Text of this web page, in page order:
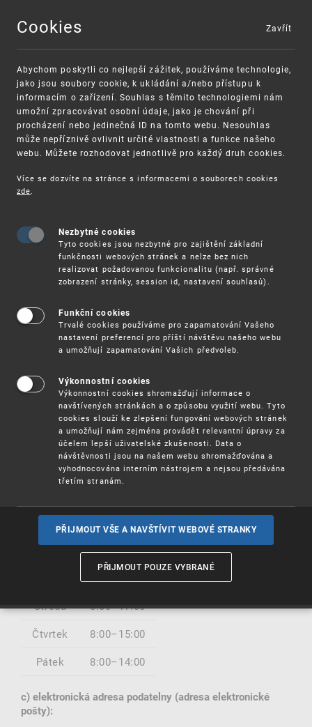
MENU
UPV
Informace o provozu
podatelny a o podmínkách
přijímání dokumentů
výkonu spisové služby)
a) adresa pro doručování dokumentů v analogové podobě,
která je současně adresou pro doručování dokumentů v
digitální podobě doručovaných na přenosných
technických nosičích dat:
Úřad průmyslového vlastnictví, Antonína Čermáka 2a, 160
68 Praha 6 – Bubeneč
b) úřední hodiny podatelny:
Pondělí
8:00–17:00
Středa
8:00–17:00
Čtvrtek
8:00–15:00
Pátek
8:00–14:00
c) elektronická adresa podatelny (adresa elektronické
pošty):
Cookies
Abychom poskytli co nejlepší zážitek, používáme technologie,
jako jsou soubory cookie, k ukládání a/nebo přístupu k
informacím o zařízení. Souhlas s těmito technologiemi nám
umožní zpracovávat osobní údaje, jako je chování při
procházení nebo jedinečná ID na tomto webu. Nesouhlas
může nepříznivě ovlivnit určité vlastnosti a funkce našeho
webu. Můžete rozhodovat jednotlivě pro každý druh cookies.
Více se dozvíte na stránce s informacemi o souborech cookies
zde.
Nezbytné cookies
Tyto cookies jsou nezbytné pro zajištění základní
funkčnosti webových stránek a nelze bez nich
realizovat požadovanou funkcionalitu (např. správné
zobrazení stránky, session id, nastavení souhlasů).
Funkční cookies
Trvalé cookies používáme pro zapamatování Vašeho
nastavení preferencí pro příští návštěvu našeho webu
a umožňují zapamatování Vašich předvoleb.
Výkonnostní cookies
Výkonnostní cookies shromažďují informace o
navštívených stránkách a o způsobu využití webu. Tyto
cookies slouží ke zlepšení fungování webových stránek
a umožňují nám zejména provádět relevantní úpravy za
účelem lepší uživatelské zkušenosti. Data o
návštěvnosti jsou na našem webu shromažďována a
vyhodnocována interním nástrojem a nejsou předávána
třetím stranám.
PŘIJMOUT VŠE A NAVŠTÍVIT WEBOVÉ STRANKY
PŘIJMOUT POUZE VYBRANÉ
Zavřít